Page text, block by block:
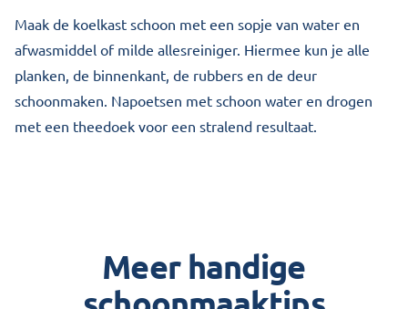
Maak de koelkast schoon met een sopje van water en
afwasmiddel of milde allesreiniger. Hiermee kun je alle
planken, de binnenkant, de rubbers en de deur
schoonmaken. Napoetsen met schoon water en drogen
met een theedoek voor een stralend resultaat.
Meer handige